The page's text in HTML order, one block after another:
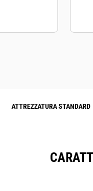
ATTREZZATURA STANDARD